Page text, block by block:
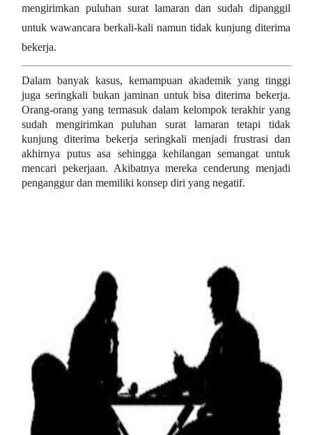
mengirimkan puluhan surat lamaran dan sudah dipanggil
untuk wawancara berkali-kali namun tidak kunjung diterima
bekerja.
Dalam banyak kasus, kemampuan akademik yang tinggi
juga seringkali bukan jaminan untuk bisa diterima bekerja.
Orang-orang yang termasuk dalam kelompok terakhir yang
sudah mengirimkan puluhan surat lamaran tetapi tidak
kunjung diterima bekerja seringkali menjadi frustrasi dan
akhirnya putus asa sehingga kehilangan semangat untuk
mencari pekerjaan. Akibatnya mereka cenderung menjadi
penganggur dan memiliki konsep diri yang negatif.